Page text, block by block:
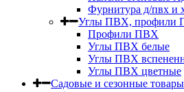
Фурнитура д/пвх и
Углы ПВХ, профили
Профили ПВХ
Углы ПВХ белые
Углы ПВХ
Углы ПВХ цветные
Садовые и сезонные товары